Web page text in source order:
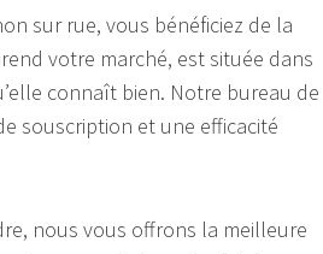
sur rue, vous bénéficiez de la
votre marché, est située dans
connaît bien. Notre bureau de
souscription et une efficacité
nous vous offrons la meilleure